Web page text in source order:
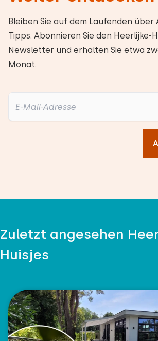
Bleiben Sie auf dem Laufenden über
Tipps. Abonnieren Sie den Heerlijke-
Newsletter und erhalten Sie etwa
Monat.
Zuletzt angesehen
Huisjes